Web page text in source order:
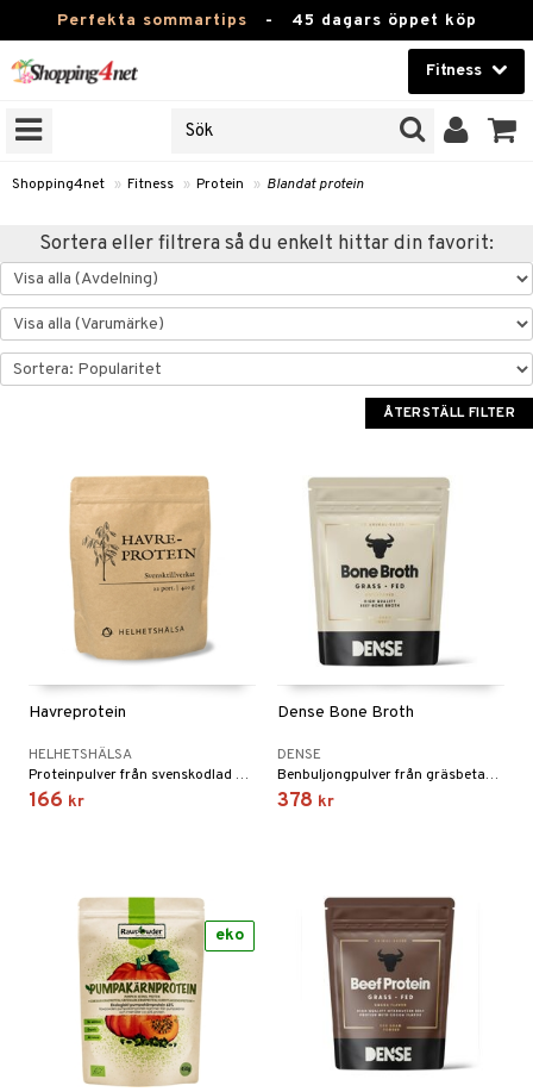
Perfekta sommartips - 45 dagars öppet köp
Fitness
Skönhet
Kontaktlinser
Apotek
Fitness
Hem & Inredning
Kampanjer
Shopping4net » Fitness » Protein » Blandat protein
Sortera eller filtrera så du enkelt hittar din favorit:
ÅTERSTÄLL FILTER
Havreprotein
HELHETSHÄLSA
Proteinpulver från svenskodlad havre.
166 kr
Dense Bone Broth
DENSE
Benbuljongpulver från gräsbetande djur – 95% protein för en naturlig källa till näring.
378 kr
eko
& Tabletter
Drycker
Drycker
Viktökning
protein